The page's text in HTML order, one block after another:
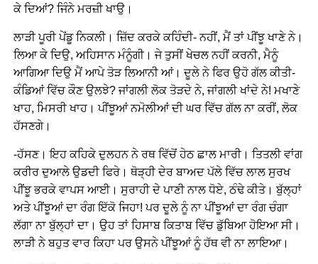
ਕੇ ਦਿਆਂ? ਜਿੰਨੇ ਮਰਜ਼ੀ ਖਾਉ।
ਲਾੜੀ ਪੂਰੀ ਪੇਂਡੂ ਨਿਕਲੀ। ਜ਼ਿੱਦ ਕਰਕੇ ਕਹਿੰਦੀ- ਨਹੀਂ, ਮੈਂ ਤਾਂ ਪੀਂਝੂ ਖਾਣੇ ਨੇ।
ਲਿਆ ਕੇ ਦਿਉ, ਅਹਿਸਾਨ ਮੰਨੂੰਗੀ। ਜੇ ਤੁਸੀਂ ਖੇਚਲ ਨਹੀਂ ਕਰਨੀ, ਮੈਨੂੰ
ਆਗਿਆ ਦਿਉ ਮੈਂ ਆਪੇ ਤੋੜ ਲਿਆਨੀ ਆਂ। ਦੂਲੇ ਨੇ ਫਿਰ ਉਹੋ ਗੱਲ ਕੀਤੀ-
ਕੰਡਿਆਂ ਵਿੱਚ ਕੌਣ ਉਲਝੇ? ਜਾਂਗਲੀ ਲੋਕ ਤੋੜਦੇ ਨੇ, ਜਾਂਗਲੀ ਖਾਂਦੇ ਨੇ! ਮਖਾਣੇ
ਖਾਹ, ਮਿਸਰੀ ਖਾਹ। ਪੀਂਝੂਆਂ ਨਮੋਲੀਆਂ ਦੀ ਘਰ ਵਿੱਚ ਗੱਲ ਨਾ ਕਰੀਂ, ਲੋਕ
ਹੱਸਣਗੇ।
-ਹੱਸਣ। ਇਹ ਕਹਿਕੇ ਦੁਲਹਨ ਨੇ ਰਥ ਵਿੱਚੋਂ ਹੇਠ ਛਾਲ ਮਾਰੀ। ਤਿਤਲੀ ਵਾਂਗ
ਕਰੀਰ ਦੁਆਲੇ ਉਡਦੀ ਫਿਰੇ। ਥੋੜ੍ਹੀ ਦੇਰ ਬਾਅਦ ਪੱਲੇ ਵਿੱਚ ਲਾਲ ਸੁਰਖ
ਪੀਂਝੂ ਭਰਕੇ ਵਾਪਸ ਆਈ। ਸੁਰਾਹੀ ਦੇ ਪਾਣੀ ਨਾਲ ਧੋਏ, ਠੰਢੇ ਕੀਤੇ। ਬੁੱਲ੍ਹਾਂ
ਅਤੇ ਪੀਂਝੂਆਂ ਦਾ ਰੰਗ ਇੱਕੋ ਜਿਹਾ! ਪਰ ਦੂਲੇ ਨੂੰ ਨਾ ਪੀਂਝੂਆਂ ਦਾ ਰੰਗ ਚੰਗਾ
ਲੱਗਾ ਨਾ ਬੁੱਲ੍ਹਾਂ ਦਾ। ਉਹ ਤਾਂ ਹਿਸਾਬ ਕਿਤਾਬ ਵਿੱਚ ਡੁੱਬਿਆ ਹੋਇਆ ਸੀ।
ਲਾੜੀ ਨੇ ਬਹੁਤ ਵਾਰ ਕਿਹਾ ਪਰ ਉਸਨੇ ਪੀਂਝੂਆਂ ਨੂੰ ਹੱਥ ਵੀ ਨਾ ਲਾਇਆ।